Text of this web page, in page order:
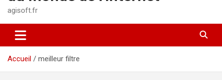
agisoft.fr
Accueil meilleur filtre